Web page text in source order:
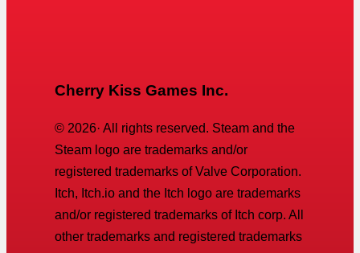
Cherry Kiss Games Inc.
© 2026· All rights reserved. Steam and the
Steam logo are trademarks and/or
registered trademarks of Valve Corporation.
Itch, Itch.io and the Itch logo are trademarks
and/or registered trademarks of Itch corp. All
other trademarks and registered trademarks